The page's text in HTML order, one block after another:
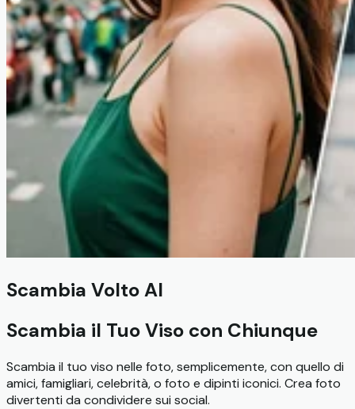
Scambia Volto AI
Scambia il Tuo Viso con Chiunque
Scambia il tuo viso nelle foto, semplicemente, con quello di
amici, famigliari, celebrità, o foto e dipinti iconici. Crea foto
divertenti da condividere sui social.